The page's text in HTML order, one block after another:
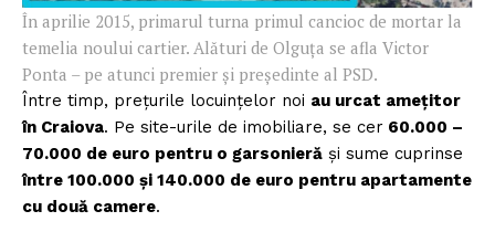
În aprilie 2015, primarul turna primul cancioc de mortar la
temelia noului cartier. Alături de Olguța se afla Victor
Ponta – pe atunci premier și președinte al PSD.
Între timp, prețurile locuințelor noi au urcat amețitor
în Craiova. Pe site-urile de imobiliare, se cer 60.000 –
70.000 de euro pentru o garsonieră și sume cuprinse
între 100.000 și 140.000 de euro pentru apartamente
cu două camere.